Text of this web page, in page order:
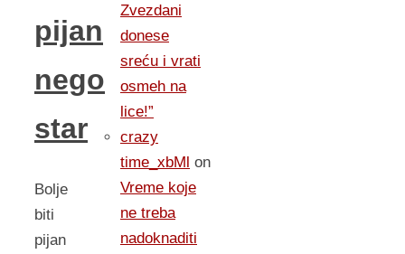
pijan
nego
star
Bolje
biti
pijan
Zvezdani
donese
sreću i vrati
osmeh na
lice!”
crazy
time_xbMl on
Vreme koje
ne treba
nadoknaditi